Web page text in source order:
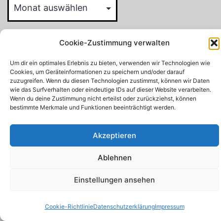
Cookie-Zustimmung verwalten
Um dir ein optimales Erlebnis zu bieten, verwenden wir Technologien wie
Cookies, um Geräteinformationen zu speichern und/oder darauf
zuzugreifen. Wenn du diesen Technologien zustimmst, können wir Daten
wie das Surfverhalten oder eindeutige IDs auf dieser Website verarbeiten.
Wenn du deine Zustimmung nicht erteilst oder zurückziehst, können
bestimmte Merkmale und Funktionen beeinträchtigt werden.
Akzeptieren
Ablehnen
Einstellungen ansehen
Cookie-RichtlinieDatenschutzerklärungImpressum
Suchen